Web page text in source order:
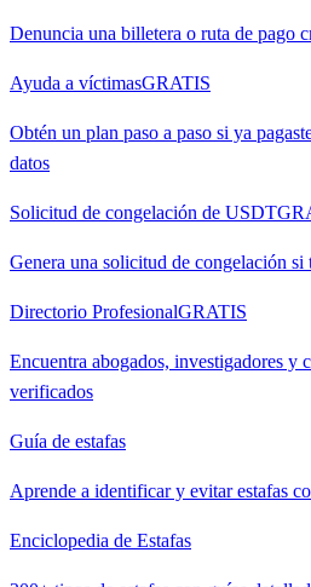
Denuncia una billetera o ruta de pago
Ayuda a víctimasGRATIS
Obtén un plan paso a paso si ya
datos
Solicitud de congelación de USDT
Genera una solicitud de congelación
Directorio ProfesionalGRATIS
Encuentra abogados, investigadores y
verificados
Guía de estafas
Aprende a identificar y evitar estafas
Enciclopedia de Estafas